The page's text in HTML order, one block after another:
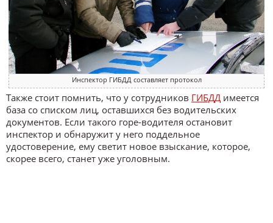
Инспектор ГИБДД составляет протокол
Также стоит помнить, что у сотрудников ГИБДД имеется
база со списком лиц, оставшихся без водительских
документов. Если такого горе-водителя остановит
инспектор и обнаружит у него поддельное
удостоверение, ему светит новое взыскание, которое,
скорее всего, станет уже уголовным.